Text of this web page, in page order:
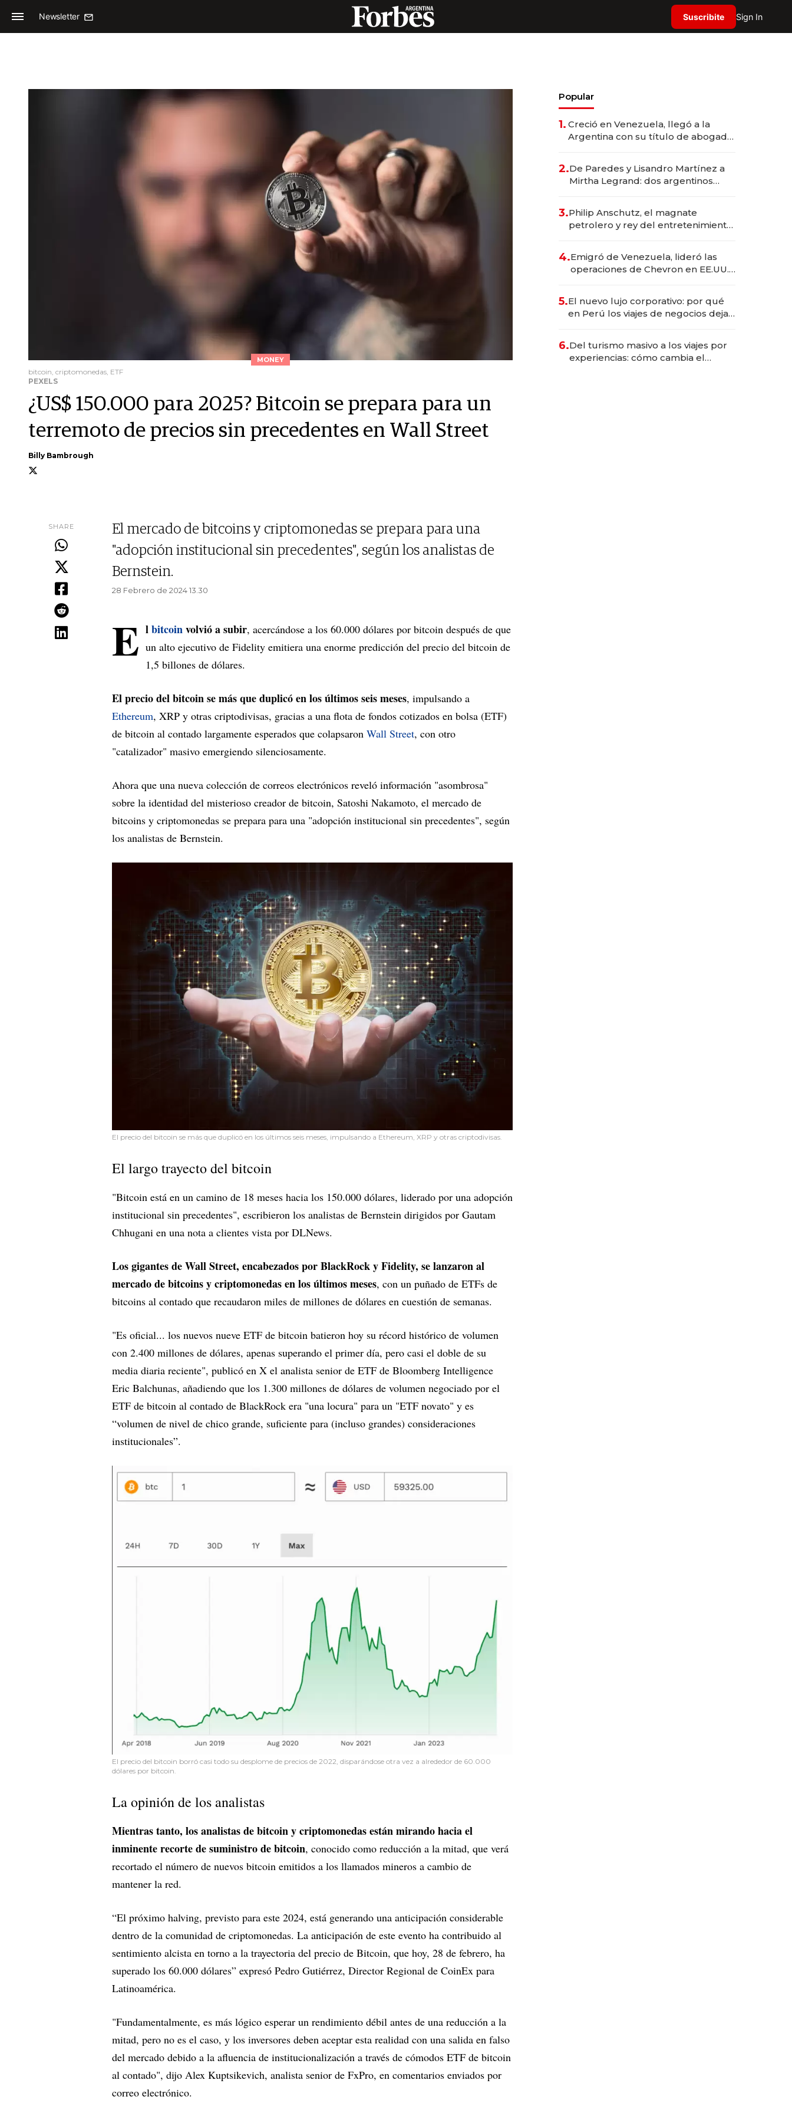
Newsletter Suscribite Sign In
MONEY
bitcoin, criptomonedas, ETF
PEXELS
¿US$ 150.000 para 2025? Bitcoin se prepara para un
terremoto de precios sin precedentes en Wall Street
Billy Bambrough
SHARE
El mercado de bitcoins y criptomonedas se prepara para una
"adopción institucional sin precedentes", según los analistas de
Bernstein.
28 Febrero de 2024 13.30
E lbitcoinvolvió a subir, acercándose a los 60.000 dólares por bitcoin después de que
un alto ejecutivo de Fidelity emitiera una enorme predicción del precio del bitcoin de
1,5 billones de dólares.
El precio del bitcoin se más que duplicó en los últimos seis meses, impulsando a
Ethereum, XRP y otras criptodivisas, gracias a una flota de fondos cotizados en bolsa (ETF)
de bitcoin al contado largamente esperados que colapsaron Wall Street, con otro
"catalizador" masivo emergiendo silenciosamente.
Ahora que una nueva colección de correos electrónicos reveló información "asombrosa"
sobre la identidad del misterioso creador de bitcoin, Satoshi Nakamoto, el mercado de
bitcoins y criptomonedas se prepara para una "adopción institucional sin precedentes", según
los analistas de Bernstein.
El precio del bitcoin se más que duplicó en los últimos seis meses, impulsando a Ethereum, XRP y otras criptodivisas.
El largo trayecto del bitcoin
"Bitcoin está en un camino de 18 meses hacia los 150.000 dólares, liderado por una adopción
institucional sin precedentes", escribieron los analistas de Bernstein dirigidos por Gautam
Chhugani en una nota a clientes vista por DLNews.
Los gigantes de Wall Street, encabezados por BlackRock y Fidelity, se lanzaron al
mercado de bitcoins y criptomonedas en los últimos meses, con un puñado de ETFs de
bitcoins al contado que recaudaron miles de millones de dólares en cuestión de semanas.
"Es oficial... los nuevos nueve ETF de bitcoin batieron hoy su récord histórico de volumen
con 2.400 millones de dólares, apenas superando el primer día, pero casi el doble de su
media diaria reciente", publicó en X el analista senior de ETF de Bloomberg Intelligence
Eric Balchunas, añadiendo que los 1.300 millones de dólares de volumen negociado por el
ETF de bitcoin al contado de BlackRock era "una locura" para un "ETF novato" y es
“volumen de nivel de chico grande, suficiente para (incluso grandes) consideraciones
institucionales”.
El precio del bitcoin borró casi todo su desplome de precios de 2022, disparándose otra vez a alrededor de 60.000
dólares por bitcoin.
La opinión de los analistas
Mientras tanto, los analistas de bitcoin y criptomonedas están mirando hacia el
inminente recorte de suministro de bitcoin, conocido como reducción a la mitad, que verá
recortado el número de nuevos bitcoin emitidos a los llamados mineros a cambio de
mantener la red.
“El próximo halving, previsto para este 2024, está generando una anticipación considerable
dentro de la comunidad de criptomonedas. La anticipación de este evento ha contribuido al
sentimiento alcista en torno a la trayectoria del precio de Bitcoin, que hoy, 28 de febrero, ha
superado los 60.000 dólares” expresó Pedro Gutiérrez, Director Regional de CoinEx para
Latinoamérica.
"Fundamentalmente, es más lógico esperar un rendimiento débil antes de una reducción a la
mitad, pero no es el caso, y los inversores deben aceptar esta realidad con una salida en falso
del mercado debido a la afluencia de institucionalización a través de cómodos ETF de bitcoin
al contado", dijo Alex Kuptsikevich, analista senior de FxPro, en comentarios enviados por
correo electrónico.
Popular
1. Creció en Venezuela, llegó a la
Argentina con su título de abogado
marcas "fast premium"
2.De Paredes y Lisandro Martínez a
Mirtha Legrand: dos argentinos
3.Philip Anschutz, el magnate
petrolero y rey del entretenimiento
4.Emigró de Venezuela, lideró las
operaciones de Chevron en EE.UU.
5.El nuevo lujo corporativo: por qué
en Perú los viajes de negocios dejan
6.Del turismo masivo a los viajes por
experiencias: cómo cambia el